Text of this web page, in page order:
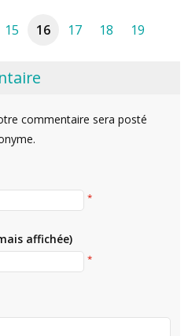
15 16 17 18 19
commentaire sera posté
*
affichée)
*